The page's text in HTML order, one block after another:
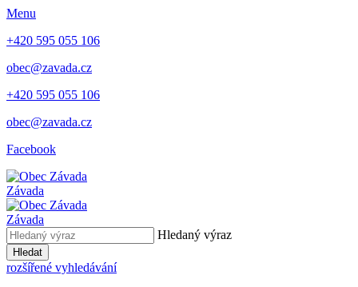
Menu
+420 595 055 106
obec@zavada.cz
+420 595 055 106
obec@zavada.cz
Facebook
Závada
Závada
Hledaný výraz
Hledat
rozšířené vyhledávání